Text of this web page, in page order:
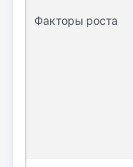
Факторы роста